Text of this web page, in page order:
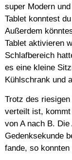
super Modern
Tablet konntest
Außerdem
Tablet aktivieren
Schlafbereich
es eine kleine
Kühlschrank und
Trotz des
verteilt ist,
von A nach B.
Gedenksekunde
fande, so